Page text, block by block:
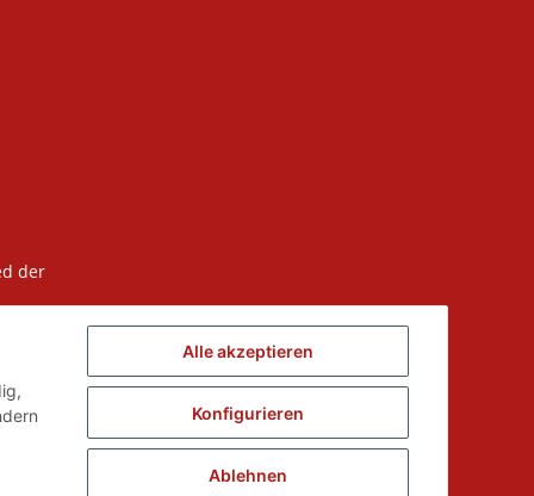
Alle akzeptieren
Konfigurieren
Ablehnen
der